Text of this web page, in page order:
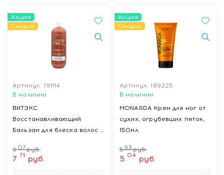
Акция
Скидка
Артикул: 191114
В наличии
ВИТЭКС
Восстанавливающий
Бальзам для блеска волос с
органы ВОЛОСЫ КАК
ПОСЛЕ САЛОНА
9 07руб.
7 71 руб.
Акция
Скидка
Артикул: 189225
В наличии
MONARDA Крем для ног от
сухих, огрубевших пяток,
150мл
593 руб.
5 04 руб.